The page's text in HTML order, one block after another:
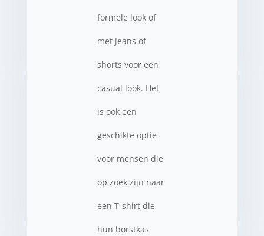
formele look of
met jeans of
shorts voor een
casual look. Het
is ook een
geschikte optie
voor mensen die
op zoek zijn naar
een T-shirt die
hun borstkas